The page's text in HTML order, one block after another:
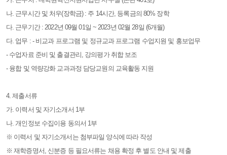
나. 근무시간 및 처우(장학금) : 주 14시간, 등록금의 80% 장학
다. 근무기간 : 2022년 09월 01일 ~ 2023년 02월 28일 (6개월)
다. 업무 : - 비교과 프로그램 및 정규교과 프로그램 수업지원 및 홍보업무
- 수업자료 준비 및 출결관리, 강의평가 취합 보조
- 융합 및 역량강화 교과과정 담당교원의 교육활동 지원
4. 제출서류
가. 이력서 및 자기소개서 1부
나. 개인정보 수집이용 동의서 1부
※ 이력서 및 자기소개서는 첨부파일 양식에 따라 작성
※ 재학증명서, 신분증 등 필요서류는 채용 확정 후 별도 안내 및 제출